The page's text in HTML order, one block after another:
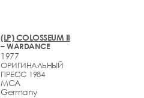
(LP) COLOSSEUM II
– WARDANCE
1977
ОРИГИНАЛЬНЫЙ
ПРЕСС 1984
MCA
Germany